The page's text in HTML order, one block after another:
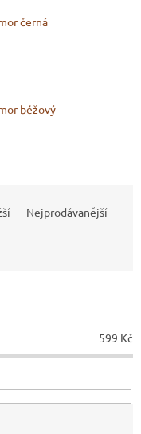
černá
béžový
Nejprodávanější
599 Kč